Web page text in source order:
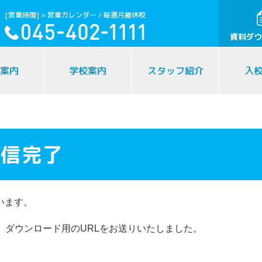
[営業時間]» 営業カレンダー / 毎週月曜休校
資料ダ
内 学校案内 スタッフ紹介 入
完了
す。
ウンロード用のURLをお送りいたしました。